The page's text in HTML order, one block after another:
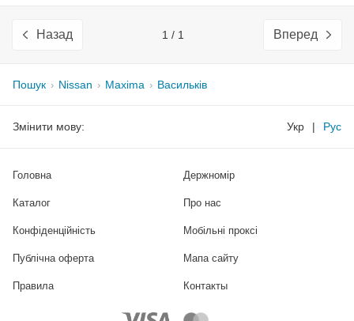
Назад 1 / 1 Вперед
Пошук Nissan Maxima Васильків
Змінити мову: Укр | Рус
Головна
Каталог
Держномір
Про нас
Конфіденційність Мобільні проксі
Публічна оферта Мапа сайту
Правила Контакты